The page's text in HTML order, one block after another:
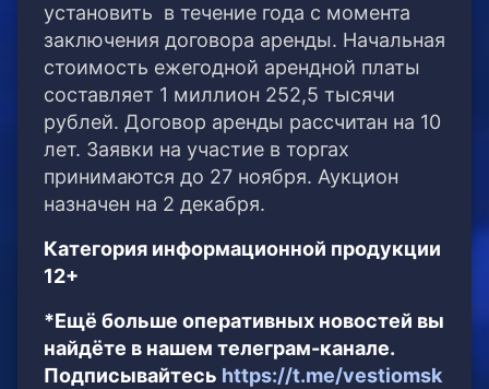
установить в течение года с момента
заключения договора аренды. Начальная
стоимость ежегодной арендной платы
составляет 1 миллион 252,5 тысячи
рублей. Договор аренды рассчитан на 10
лет. Заявки на участие в торгах
принимаются до 27 ноября. Аукцион
назначен на 2 декабря.
Категория информационной продукции
12+
*Ещё больше оперативных новостей вы
найдёте в нашем телеграм-канале.
Подписывайтесь https://t.me/vestiomsk